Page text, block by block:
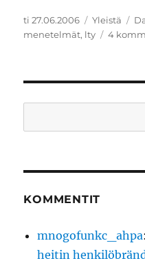
Julkaistu
ti 27.06.2006 Kategoriat
Yleistä
menetelmät, lty 4
KOMMENTIT
mnogofunkc_ahpa
heitin